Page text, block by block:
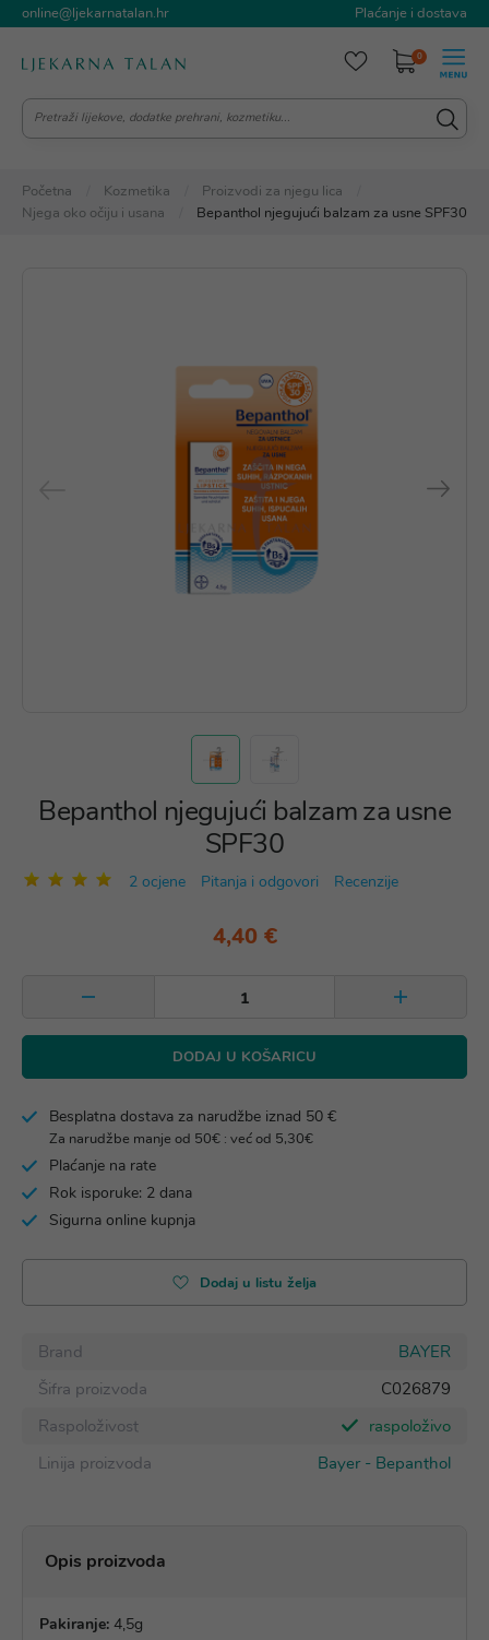
online@ljekarnatalan.hr Plaćanje i dostava
0
Početna Kozmetika
Proizvodi za njegu lica
Njega oko očiju i usana
Bepanthol njegujući balzam za usne SPF30
Bepanthol njegujući balzam za usne
SPF30
2 ocjene Pitanja i odgovori Recenzije
4,40 €
DODAJ U KOŠARICU
Besplatna dostava za narudžbe iznad 50 €
Za narudžbe manje od 50€ : već od 5,30€
Plaćanje na rate
Rok isporuke: 2 dana
Sigurna online kupnja
Dodaj u listu želja
Brand
BAYER
Šifra proizvoda
C026879
Raspoloživost
raspoloživo
Linija proizvoda
Bayer - Bepanthol
Opis proizvoda
Pakiranje: 4,5g